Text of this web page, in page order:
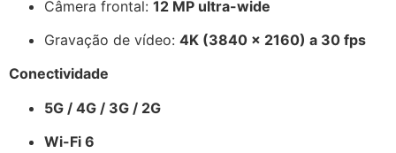
Câmera frontal: 12 MP ultra-wide
Gravação de vídeo: 4K (3840 × 2160) a 30 fps
Conectividade
5G / 4G / 3G / 2G
Wi-Fi 6